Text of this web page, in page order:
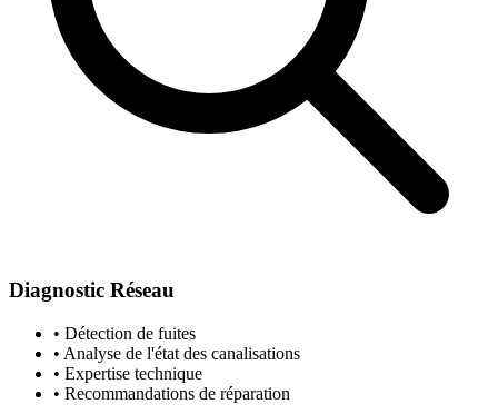
Diagnostic Réseau
• Détection de fuites
• Analyse de l'état des canalisations
• Expertise technique
• Recommandations de réparation